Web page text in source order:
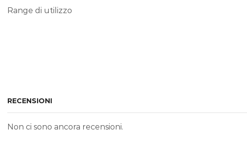
Range di utilizzo
RECENSIONI
Non ci sono ancora recensioni.